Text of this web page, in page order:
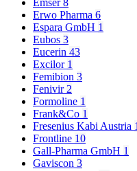
Emser8
Erwo Pharma 6
Espara GmbH 1
Eubos 3
Eucerin 43
Excilor 1
Femibion 3
Fenivir 2
Formoline 1
Frank&Co 1
Fresenius Kabi Austria 1
Frontline 10
Gall-Pharma GmbH 1
Gaviscon 3